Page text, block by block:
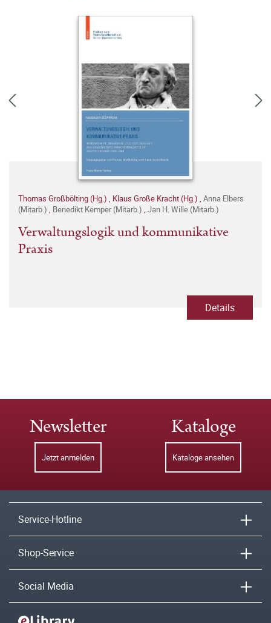
Thomas Großbölting (Hg.) , Klaus Große Kracht (Hg.) , Anna Elbers
(Mitarb.) , Benedikt Kemper (Mitarb.) , Jan H. Wille (Mitarb.)
Verwaltungslogik und kommunikative
Praxis
Details
Newsletter
Jetzt anmelden
Kataloge
Kataloge ansehen
Service-Hotline
Shop-Service
Social Media